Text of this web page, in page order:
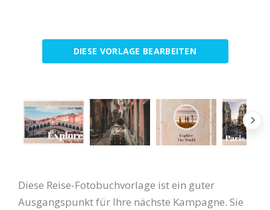
DIESE VORLAGE BEARBEITEN
Diese Reise-Fotobuchvorlage ist ein guter
Ausgangspunkt für Ihre nächste Kampagne. Sie